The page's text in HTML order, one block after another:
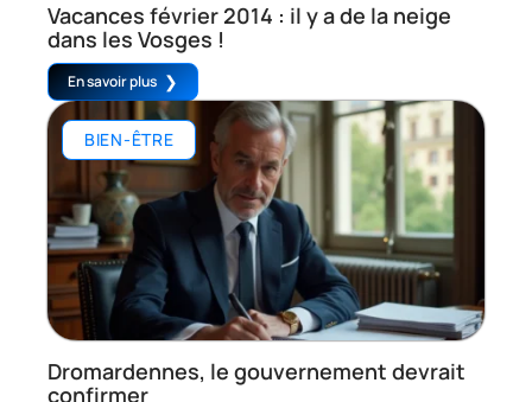
Vacances février 2014 : il y a de la neige
dans les Vosges !
En savoir plus
BIEN-ÊTRE
Dromardennes, le gouvernement devrait
confirmer